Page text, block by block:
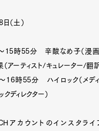
（土）
15時55分 辛酸なめ子（漫
アーティスト/キュレーター/翻
16時55分 ハイロック（メディ
ディレクター）
アカウントのインスタラ